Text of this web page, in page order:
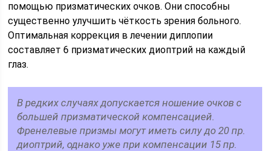
помощью призматических очков. Они способны
существенно улучшить чёткость зрения больного.
Оптимальная коррекция в лечении диплопии
составляет 6 призматических диоптрий на каждый
глаз.
В редких случаях допускается ношение очков с
большей призматической компенсацией.
Френелевые призмы могут иметь силу до 20 пр.
диоптрий, однако уже при компенсации 15 пр.